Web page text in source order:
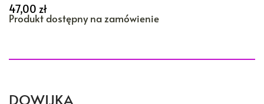
47,00 zł
Produkt dostępny na zamówienie
DOWIJKA